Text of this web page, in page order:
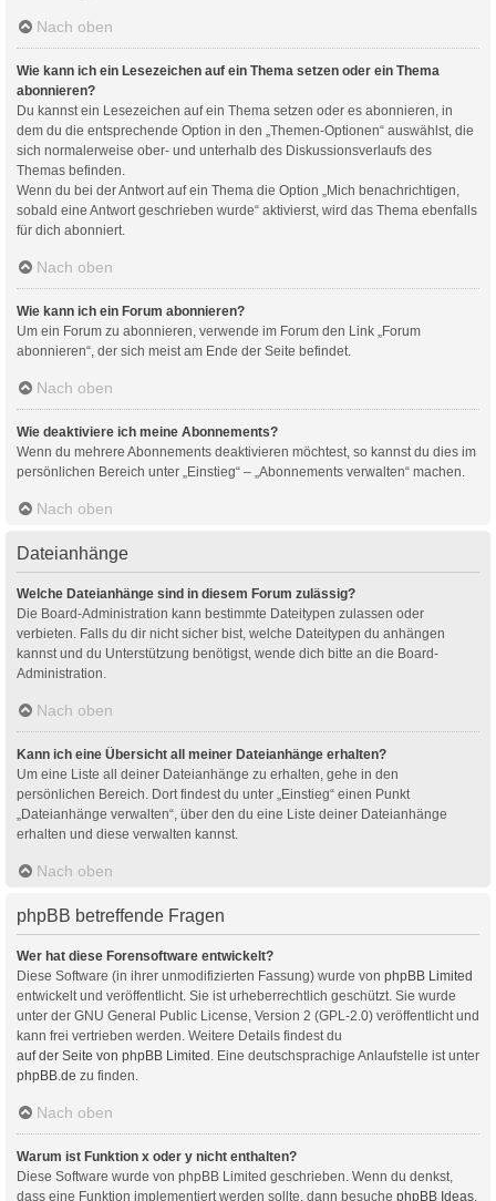
Nach oben
Wie kann ich ein Lesezeichen auf ein Thema setzen oder ein Thema
abonnieren?
Du kannst ein Lesezeichen auf ein Thema setzen oder es abonnieren, in
dem du die entsprechende Option in den „Themen-Optionen“ auswählst, die
sich normalerweise ober- und unterhalb des Diskussionsverlaufs des
Themas befinden.
Wenn du bei der Antwort auf ein Thema die Option „Mich benachrichtigen,
sobald eine Antwort geschrieben wurde“ aktivierst, wird das Thema ebenfalls
für dich abonniert.
Nach oben
Wie kann ich ein Forum abonnieren?
Um ein Forum zu abonnieren, verwende im Forum den Link „Forum
abonnieren“, der sich meist am Ende der Seite befindet.
Nach oben
Wie deaktiviere ich meine Abonnements?
Wenn du mehrere Abonnements deaktivieren möchtest, so kannst du dies im
persönlichen Bereich unter „Einstieg“ – „Abonnements verwalten“ machen.
Nach oben
Dateianhänge
Welche Dateianhänge sind in diesem Forum zulässig?
Die Board-Administration kann bestimmte Dateitypen zulassen oder
verbieten. Falls du dir nicht sicher bist, welche Dateitypen du anhängen
kannst und du Unterstützung benötigst, wende dich bitte an die Board-
Administration.
Nach oben
Kann ich eine Übersicht all meiner Dateianhänge erhalten?
Um eine Liste all deiner Dateianhänge zu erhalten, gehe in den
persönlichen Bereich. Dort findest du unter „Einstieg“ einen Punkt
„Dateianhänge verwalten“, über den du eine Liste deiner Dateianhänge
erhalten und diese verwalten kannst.
Nach oben
phpBB betreffende Fragen
Wer hat diese Forensoftware entwickelt?
Diese Software (in ihrer unmodifizierten Fassung) wurde von phpBB Limited
entwickelt und veröffentlicht. Sie ist urheberrechtlich geschützt. Sie wurde
unter der GNU General Public License, Version 2 (GPL-2.0) veröffentlicht und
kann frei vertrieben werden. Weitere Details findest du
auf der Seite von phpBB Limited . Eine deutschsprachige Anlaufstelle ist unter
phpBB.de zu finden.
Nach oben
Warum ist Funktion x oder y nicht enthalten?
Diese Software wurde von phpBB Limited geschrieben. Wenn du denkst,
dass eine Funktion implementiert werden sollte, dann besuche phpBB Ideas